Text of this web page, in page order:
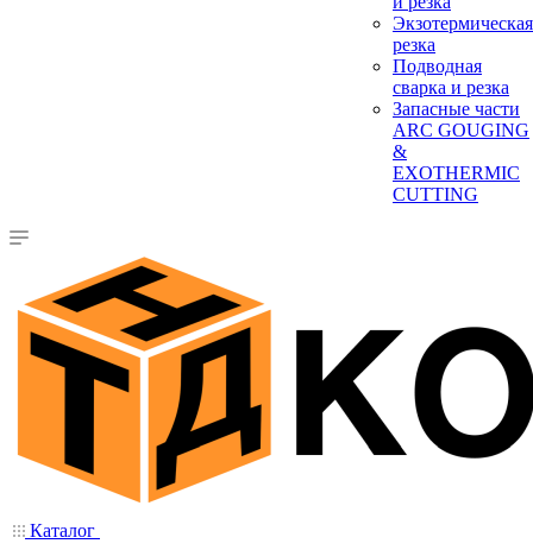
Экзотермическая
резка
Подводная
сварка и резка
Запасные части
ARC GOUGING
&
EXOTHERMIC
CUTTING
Каталог